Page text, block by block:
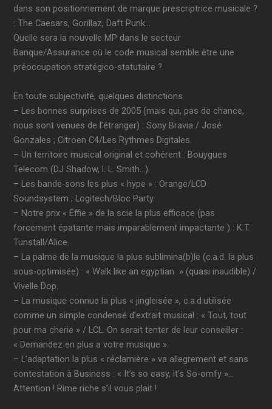
dans son positionnement de marque prescriptrice musicale ?
: The Caesars, Gorillaz, Daft Punk…
Quelle sera la nouvelle MP dans le secteur
Banque/Assurance où le code musical semble être une
préoccupation stratégico-statutaire ?
En toute subjectivité, quelques distinctions
– Les bonnes surprises de 2005 (mais qui, pas de chance,
nous sont venues de l’étranger) : Sony Bravia / José
Gonzales ; Citroen C4/Les Rythmes Digitales.
– Un territoire musical original et cohérent : Bouygues
Telecom (DJ Shadow, L.L. Smith…).
– Les bande-sons les plus « hype » : Orange/LCD
Soundsystem ; Logitech/Bloc Party.
– Notre prix « Effie » de la scie la plus efficace (pas
forcement épatante mais imparablement impactante ) : K.T.
Tunstall/Alice.
– La palme de la musique la plus sublimina(b)le (c.a.d. la plus
sous-optimisée) : « Walk like an egyptian » (quasi inaudible) /
Vivelle Dop.
– La musique connue la plus « jingleisée », c.a.d.utilisée
comme un simple condensé d’extrait musical : « Tout, tout
pour ma cherie » / LCL. On serait tenter de leur conseiller :
« Demandez en plus a votre musique ».
– L’adaptation la plus « réclamière » va allegrement et sans
contestation à Business : « It’s so easy, it’s So-omfy »…
Attention ! Rime riche s’il vous plait !